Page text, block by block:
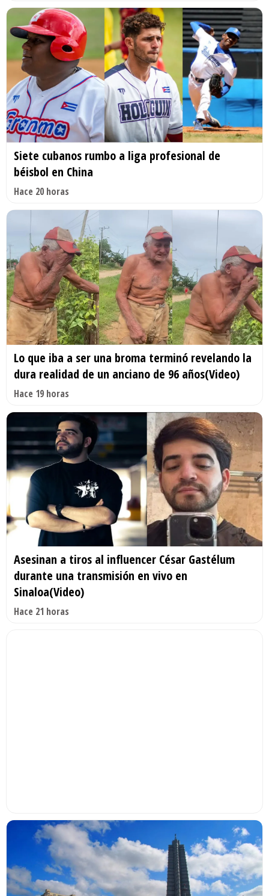
Siete cubanos rumbo a liga profesional de
béisbol en China
Hace 20 horas
Lo que iba a ser una broma terminó revelando la
dura realidad de un anciano de 96 años(Video)
Hace 19 horas
Asesinan a tiros al influencer César Gastélum
durante una transmisión en vivo en
Sinaloa(Video)
Hace 21 horas